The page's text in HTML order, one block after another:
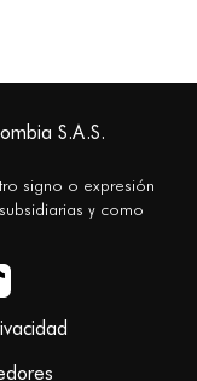
S.A.S.
signo o expresión
y como